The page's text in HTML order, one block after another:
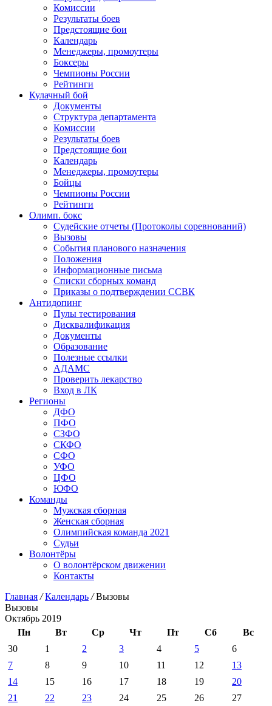
Комиссии
Результаты боев
Предстоящие бои
Календарь
Менеджеры, промоутеры
Боксеры
Чемпионы России
Рейтинги
Кулачный бой
Документы
Структура департамента
Комиссии
Результаты боев
Предстоящие бои
Календарь
Менеджеры, промоутеры
Бойцы
Чемпионы России
Рейтинги
Олимп. бокс
Судейские отчеты (Протоколы соревнований)
Вызовы
События планового назначения
Положения
Информационные письма
Списки сборных команд
Приказы о подтверждении ССВК
Антидопинг
Пулы тестирования
Дисквалификация
Документы
Образование
Полезные ссылки
АДАМС
Проверить лекарство
Вход в ЛК
Регионы
ДФО
ПФО
СЗФО
СКФО
СФО
УФО
ЦФО
ЮФО
Команды
Мужская сборная
Женская сборная
Олимпийская команда 2021
Судьи
Волонтёры
О волонтёрском движении
Контакты
Главная / Календарь /Вызовы
Вызовы
Октябрь 2019
Пн
Вт Ср Чт Пт Сб
Вс
30
1 2 3 4 5
6
7
8 9 10 11 12
13
14
15 16 17 18 19
20
21
22 23 24 25 26 27